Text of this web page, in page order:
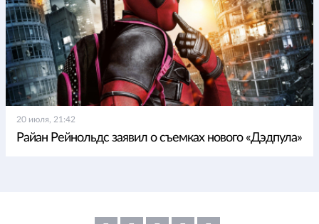
20 июля, 21:42
Райан Рейнольдс заявил о съемках нового «Дэдпула»